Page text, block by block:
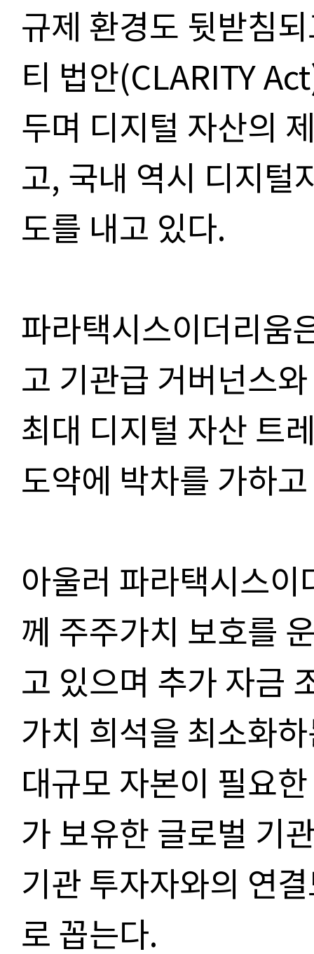
규제 환경도 뒷받침
티 법안(CLARITY
두며 디지털 자산의
고, 국내 역시 디지털
도를 내고 있다.
파라택시스이더리움
고 기관급 거버넌스
최대 디지털 자산 트
도약에 박차를 가하
아울러 파라택시스
께 주주가치 보호를
고 있으며 추가 자금
가치 희석을 최소화
대규모 자본이 필요
가 보유한 글로벌 기
기관 투자자와의 연
로 꼽는다.